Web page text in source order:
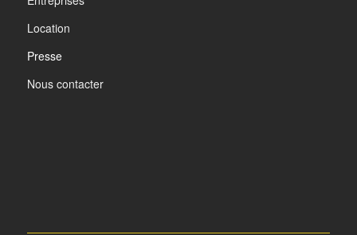
Location
Presse
Nous contacter